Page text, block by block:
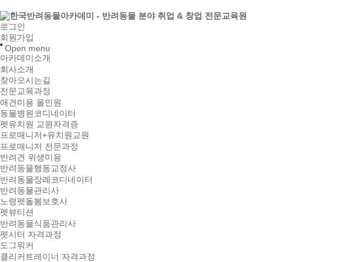
로그인
회원가입
Open menu
아카데미소개
회사소개
찾아오시는길
전문교육과정
애견미용 올인원
동물병원코디네이터
펫유치원 교원자격증
프로매니저+유치원교원
프로매니저 전문과정
반려견 위생미용
반려동물행동교정사
반려동물장례코디네이터
반려동물관리사
노령펫돌봄보호사
펫뷰티션
반려동물식품관리사
펫시터 자격과정
도그워커
클리커트레이너 자격과정